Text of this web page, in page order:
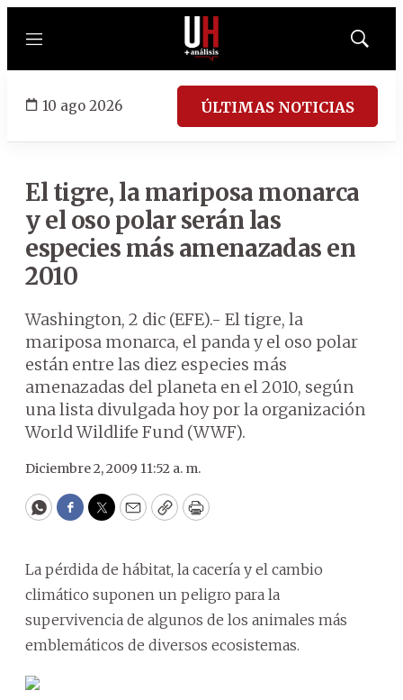
Menú
Mostrar
10 ago 2026 ÚLTIMAS NOTICIAS
El tigre, la mariposa monarca
y el oso polar serán las
especies más amenazadas en
2010
Washington, 2 dic (EFE).- El tigre, la
mariposa monarca, el panda y el oso polar
están entre las diez especies más
amenazadas del planeta en el 2010, según
una lista divulgada hoy por la organización
World Wildlife Fund (WWF).
Diciembre 2, 2009 11:52 a. m.
WhatsApp
Facebook
Twitter
EmailCopyPrint
La pérdida de hábitat, la cacería y el cambio
climático suponen un peligro para la
supervivencia de algunos de los animales más
emblemáticos de diversos ecosistemas.